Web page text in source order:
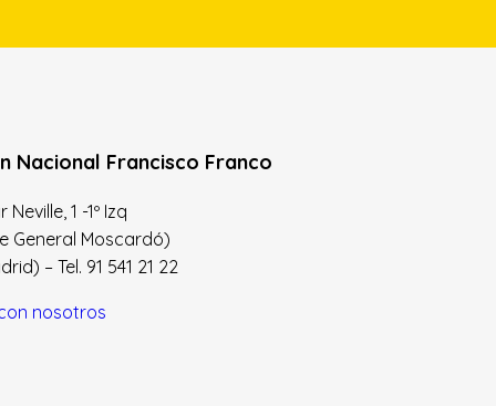
Nacional Francisco Franco
1 -1º Izq
General Moscardó)
– Tel. 91 541 21 22
nosotros